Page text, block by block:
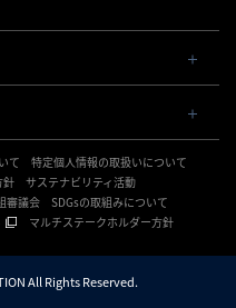
て
特定個人情報の取扱いについて
針
サステナビリティ活動
審議会
SDGsの取組みについて
マルチステークホルダー方針
All Rights Reserved.